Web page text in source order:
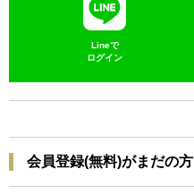
Lineで
ログイン
会員登録(無料)がまだの方